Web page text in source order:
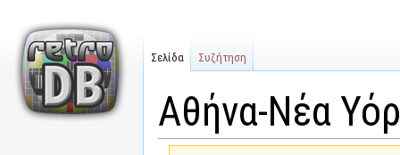
Αθήνα-Νέα
Σελίδα Συζήτηση